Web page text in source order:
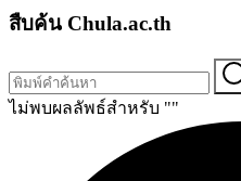
สืบค้น Chula.ac.th
ไม่พบผลลัพธ์สำหรับ ""